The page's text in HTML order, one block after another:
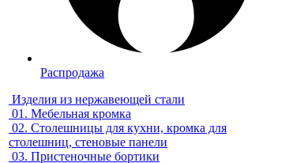
Распродажа
Изделия из нержавеющей стали
01. Мебельная кромка
02. Столешницы для кухни, кромка для
столешниц, стеновые панели
03. Пристеночные бортики